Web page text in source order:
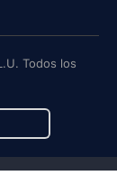
Todos los